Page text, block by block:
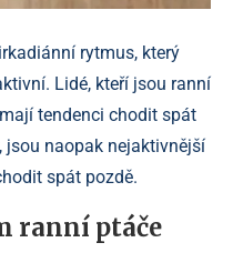
rytmus, který
Lidé, kteří jsou ranní
tendenci chodit spát
jsou naopak nejaktivnější
spát pozdě.
ranní ptáče